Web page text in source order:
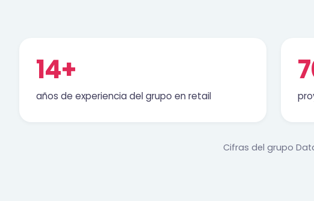
14+
años de experiencia del grupo en retail
Cifras del grupo